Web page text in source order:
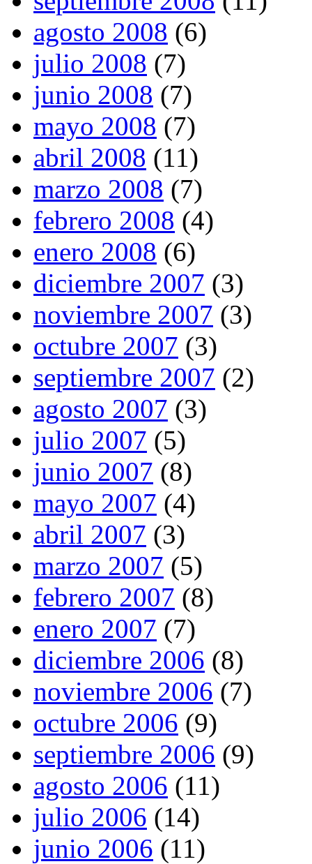
agosto 2008 (6)
julio 2008 (7)
junio 2008 (7)
mayo 2008 (7)
abril 2008 (11)
marzo 2008 (7)
febrero 2008 (4)
enero 2008 (6)
diciembre 2007 (3)
noviembre 2007 (3)
octubre 2007 (3)
septiembre 2007 (2)
agosto 2007 (3)
julio 2007 (5)
junio 2007 (8)
mayo 2007 (4)
abril 2007 (3)
marzo 2007 (5)
febrero 2007 (8)
enero 2007 (7)
diciembre 2006 (8)
noviembre 2006 (7)
octubre 2006 (9)
septiembre 2006 (9)
agosto 2006 (11)
julio 2006 (14)
junio 2006 (11)